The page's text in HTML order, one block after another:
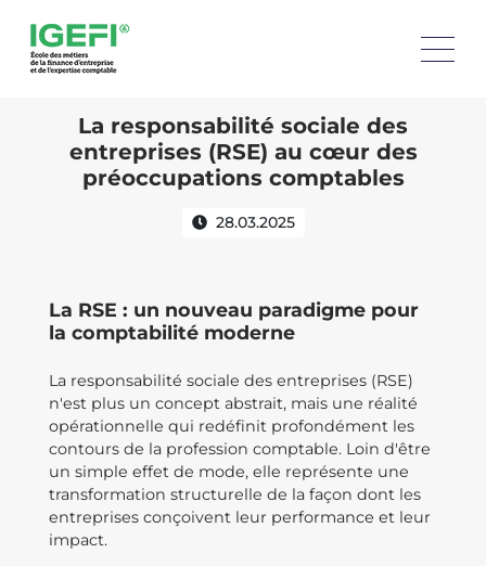
La responsabilité sociale des
entreprises (RSE) au cœur des
préoccupations comptables
28.03.2025
La RSE : un nouveau paradigme pour
la comptabilité moderne
La responsabilité sociale des entreprises (RSE)
n'est plus un concept abstrait, mais une réalité
opérationnelle qui redéfinit profondément les
contours de la profession comptable. Loin d'être
un simple effet de mode, elle représente une
transformation structurelle de la façon dont les
entreprises conçoivent leur performance et leur
impact.